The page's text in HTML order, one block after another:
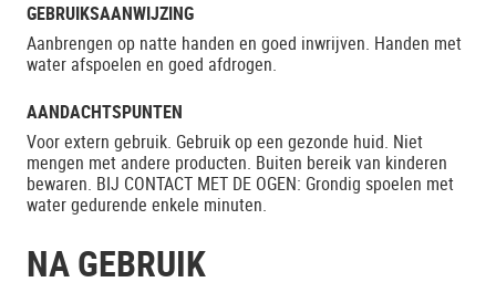
GEBRUIKSAANWIJZING
Aanbrengen op natte handen en goed inwrijven. Handen met
water afspoelen en goed afdrogen.
AANDACHTSPUNTEN
Voor extern gebruik. Gebruik op een gezonde huid. Niet
mengen met andere producten. Buiten bereik van kinderen
bewaren. BIJ CONTACT MET DE OGEN: Grondig spoelen met
water gedurende enkele minuten.
NA GEBRUIK